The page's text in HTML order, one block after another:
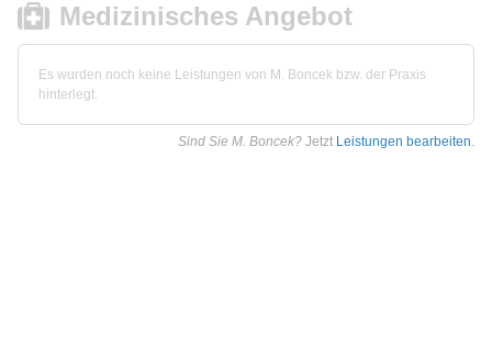
Medizinisches Angebot
Es wurden noch keine Leistungen von M. Boncek bzw. der Praxis
hinterlegt.
Sind Sie M. Boncek? Jetzt Leistungen bearbeiten.